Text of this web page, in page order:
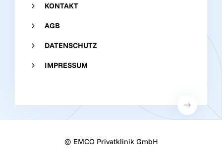
KONTAKT
AGB
DATENSCHUTZ
IMPRESSUM
© EMCO Privatklinik GmbH